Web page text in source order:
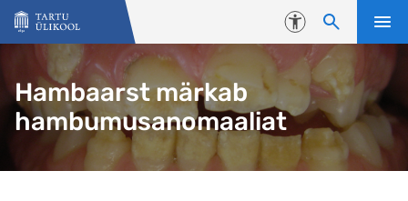
Liigu edasi põhisisu juurde
Juurdepääsetavus
Hambaarst märkab
hambumusanomaaliat